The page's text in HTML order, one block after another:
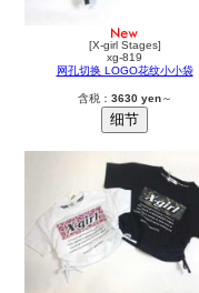
[X-girl Stages]
xg-819
网孔切换 LOGO花纹小小袋
含税： 3630 yen～